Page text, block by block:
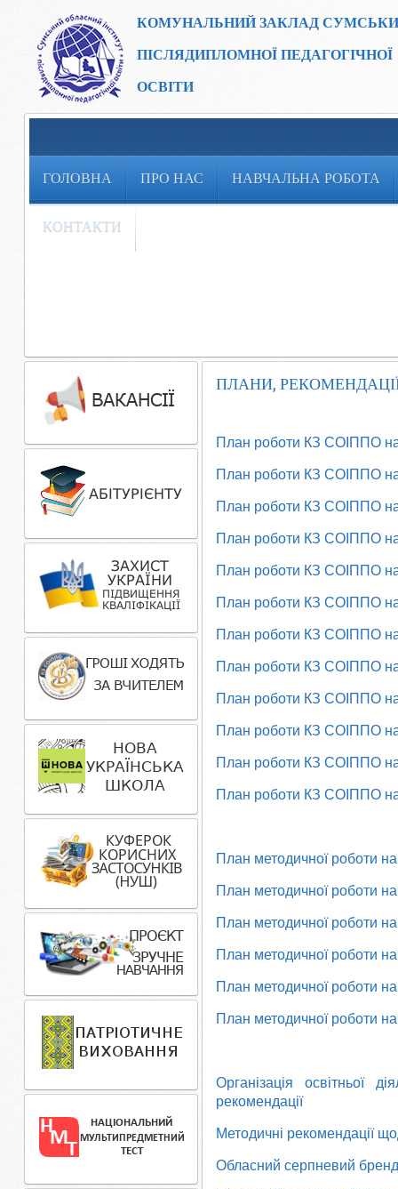
КОМУНАЛЬНИЙ ЗАКЛАД
ПІСЛЯДИПЛОМНОЇ ПЕДАГОГІЧНОЇ
ОСВІТИ
ГОЛОВНА ПРО НАС НАВЧАЛЬНА РОБОТА
КОНТАКТИ
ПЛАНИ,
План роботи КЗ СОІППО на
План роботи КЗ СОІППО на
План роботи КЗ СОІППО на
План роботи КЗ СОІППО на
План роботи КЗ СОІППО на
План роботи КЗ СОІППО на
План роботи КЗ СОІППО на
План роботи КЗ СОІППО на
План роботи КЗ СОІППО на
План роботи КЗ СОІППО на
План роботи КЗ СОІППО на
План роботи КЗ СОІППО на
План методичної роботи на
План методичної роботи на
План методичної роботи на
План методичної роботи на
План методичної роботи на
План методичної роботи на
Організація освітньої
рекомендації
Методичні рекомендації
Обласний серпневий